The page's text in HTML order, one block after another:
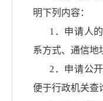
明下列内容：
1．申请人
系方式、通信地
2．申请公
便于行政机关查